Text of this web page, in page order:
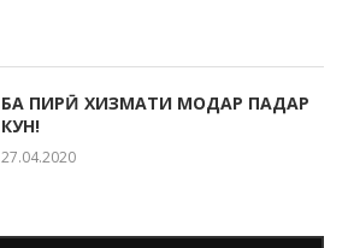
БА ПИРӢ ХИЗМАТИ МОДАР ПАДАР
КУН!
27.04.2020